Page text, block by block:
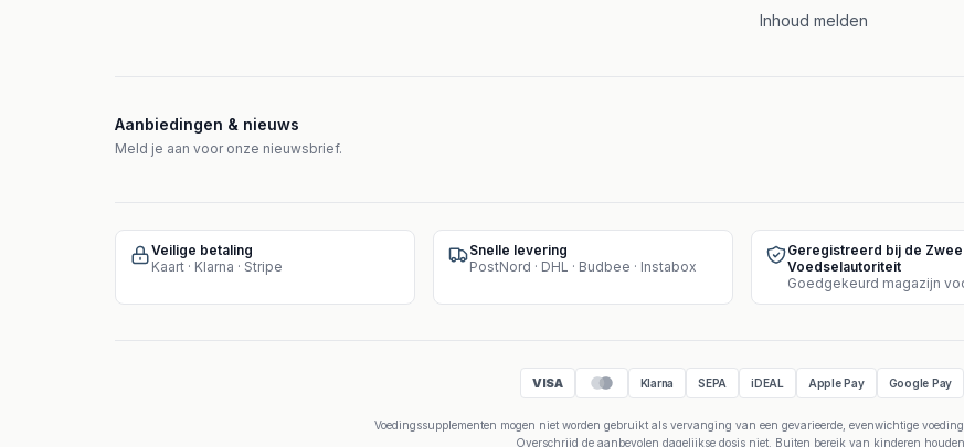
Inhoud melden
Aanbiedingen & nieuws
Meld je aan voor onze nieuwsbrief.
Veilige betaling
Kaart · Klarna · Stripe
Snelle levering
PostNord · DHL · Budbee · Instabox
Geregistreerd bij de
Voedselautoriteit
VISA Klarna SEPA iDEAL Apple Pay Google Pay
Voedingssupplementen mogen niet worden gebruikt als vervanging van een gevarieerde, evenwichtige
Overschrijd de aanbevolen dagelijkse dosis niet. Buiten bereik van kinderen houden.